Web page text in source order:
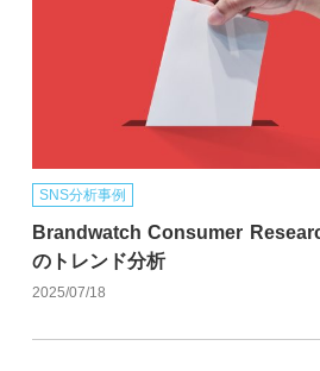
SNS分析事例
Brandwatch Consumer
のトレンド分析
2025/07/18